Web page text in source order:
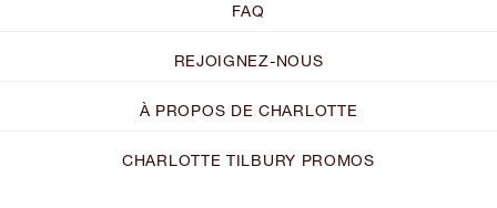
FAQ
REJOIGNEZ-NOUS
À PROPOS DE CHARLOTTE
CHARLOTTE TILBURY PROMOS